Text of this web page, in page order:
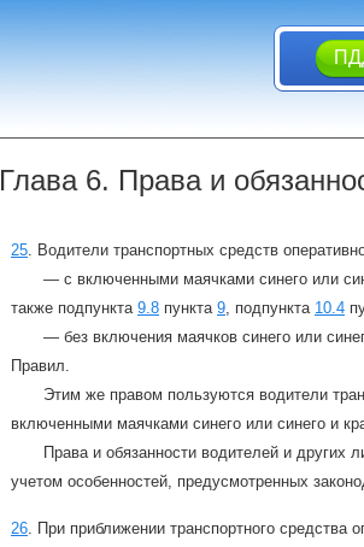
Глава 6. Права и
25. Водители транспортных средств
— с включенными маячками синего или
также подпункта 9.8 пункта 9, подпункта 10.4
— без включения маячков синего или
Правил.
Этим же правом пользуются водители
включенными маячками синего или синего и
Права и обязанности водителей и
учетом особенностей, предусмотренных
26. При приближении транспортного средства